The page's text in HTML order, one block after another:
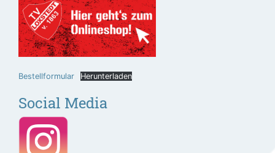
Bestellformular Herunterladen
Social Media